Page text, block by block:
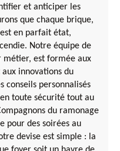
et anticiper les
que chaque brique,
en parfait état,
Notre équipe de
métier, est formée aux
innovations du
conseils personnalisés
toute sécurité tout au
du ramonage
pour des soirées au
devise est simple : la